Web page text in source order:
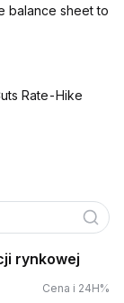
balance sheet to
Rate-Hike
rynkowej
Cena i 24H%